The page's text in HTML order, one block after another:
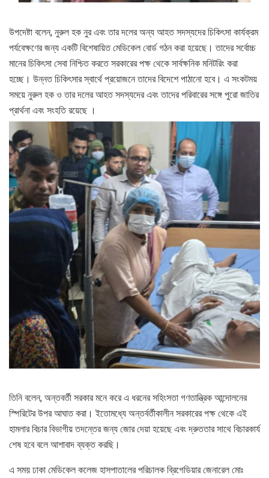
উপদেষ্টা বলেন, নুরুল হক নুর এবং তার দলের অন্য আহত সদস্যদের চিকিৎসা কার্যক্রম
পর্যবেক্ষণের জন্য একটি বিশেষায়িত মেডিকেল বোর্ড গঠন করা হয়েছে। তাদের সর্বোচ্চ
মানের চিকিৎসা সেবা নিশ্চিত করতে সরকারের পক্ষ থেকে সার্বক্ষনিক মনিটরিং করা
হচ্ছে। উন্নত চিকিৎসার স্বার্থে প্রয়োজনে তাদের বিদেশে পাঠানো হবে। এ সংকটময়
সময়ে নুরুল হক ও তার দলের আহত সদস্যদের এবং তাদের পরিবারের সঙ্গে পুরো জাতির
প্রার্থনা এবং সংহতি রয়েছে ।
তিনি বলেন, অন্তবর্তী সরকার মনে করে এ ধরনের সহিংসতা গণতান্ত্রিক আন্দোলনের
স্পিরিটের উপর আঘাত করা। ইতোমধ্যে অন্তর্বর্তীকালীন সরকারের পক্ষ থেকে এই
হামলার বিচার বিভাগীয় তদন্তের জন্য জোর দেয়া হয়েছে এবং দ্রুততার সাথে বিচারকার্য
শেষ হবে বলে আশাবাদ ব্যক্ত করছি।
এ সময় ঢাকা মেডিকেল কলেজ হাসপাতালের পরিচালক ব্রিগেডিয়ার জেনারেল মোঃ